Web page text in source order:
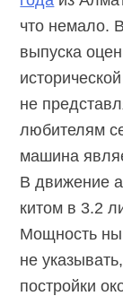
что немало.
выпуска
не
любителям
машина
В движение
китом в 3.2
Мощность
не
постройки